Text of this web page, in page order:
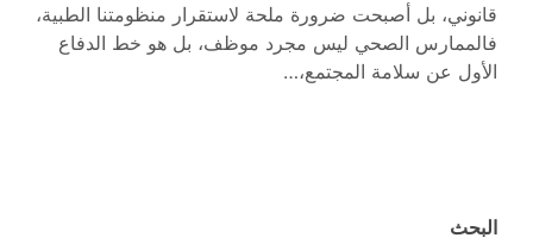
قانوني، بل أصبحت ضرورة ملحة لاستقرار منظومتنا الطبية،
فالممارس الصحي ليس مجرد موظف، بل هو خط الدفاع
الأول عن سلامة المجتمع،…
البحث